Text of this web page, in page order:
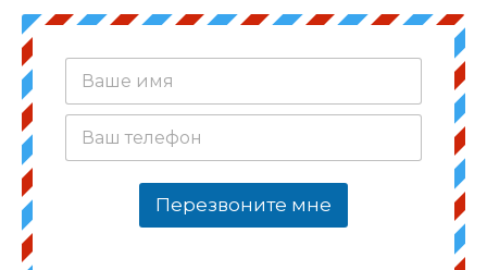
В
ш
ш
Перезвоните мне